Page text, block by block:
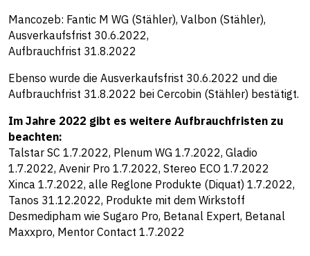
Mancozeb: Fantic M WG (Stähler), Valbon (Stähler),
Ausverkaufsfrist 30.6.2022,
Aufbrauchfrist 31.8.2022
Ebenso wurde die Ausverkaufsfrist 30.6.2022 und die
Aufbrauchfrist 31.8.2022 bei Cercobin (Stähler) bestätigt.
Im Jahre 2022 gibt es weitere Aufbrauchfristen zu
beachten:
Talstar SC 1.7.2022, Plenum WG 1.7.2022, Gladio
1.7.2022, Avenir Pro 1.7.2022, Stereo ECO 1.7.2022
Xinca 1.7.2022, alle Reglone Produkte (Diquat) 1.7.2022,
Tanos 31.12.2022, Produkte mit dem Wirkstoff
Desmedipham wie Sugaro Pro, Betanal Expert, Betanal
Maxxpro, Mentor Contact 1.7.2022